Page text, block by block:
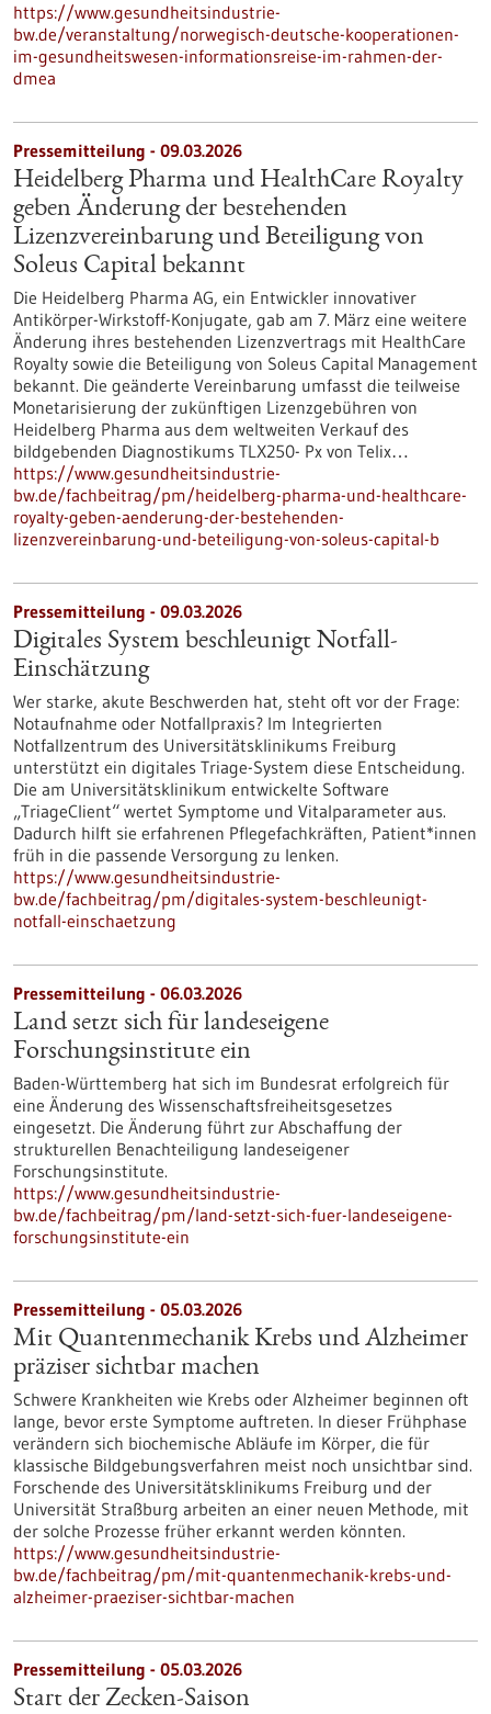
https://www.gesundheitsindustrie-
bw.de/veranstaltung/norwegisch-deutsche-kooperationen-
im-gesundheitswesen-informationsreise-im-rahmen-der-
dmea
Pressemitteilung - 09.03.2026
Heidelberg Pharma und HealthCare Royalty
geben Änderung der bestehenden
Lizenzvereinbarung und Beteiligung von
Soleus Capital bekannt
Die Heidelberg Pharma AG, ein Entwickler innovativer
Antikörper-Wirkstoff-Konjugate, gab am 7. März eine weitere
Änderung ihres bestehenden Lizenzvertrags mit HealthCare
Royalty sowie die Beteiligung von Soleus Capital Management
bekannt. Die geänderte Vereinbarung umfasst die teilweise
Monetarisierung der zukünftigen Lizenzgebühren von
Heidelberg Pharma aus dem weltweiten Verkauf des
bildgebenden Diagnostikums TLX250- Px von Telix…
https://www.gesundheitsindustrie-
bw.de/fachbeitrag/pm/heidelberg-pharma-und-healthcare-
royalty-geben-aenderung-der-bestehenden-
lizenzvereinbarung-und-beteiligung-von-soleus-capital-b
Pressemitteilung - 09.03.2026
Digitales System beschleunigt Notfall-
Einschätzung
Wer starke, akute Beschwerden hat, steht oft vor der Frage:
Notaufnahme oder Notfallpraxis? Im Integrierten
Notfallzentrum des Universitätsklinikums Freiburg
unterstützt ein digitales Triage-System diese Entscheidung.
Die am Universitätsklinikum entwickelte Software
„TriageClient“ wertet Symptome und Vitalparameter aus.
Dadurch hilft sie erfahrenen Pflegefachkräften, Patient*innen
früh in die passende Versorgung zu lenken.
https://www.gesundheitsindustrie-
bw.de/fachbeitrag/pm/digitales-system-beschleunigt-
notfall-einschaetzung
Pressemitteilung - 06.03.2026
Land setzt sich für landeseigene
Forschungsinstitute ein
Baden-Württemberg hat sich im Bundesrat erfolgreich für
eine Änderung des Wissenschaftsfreiheitsgesetzes
eingesetzt. Die Änderung führt zur Abschaffung der
strukturellen Benachteiligung landeseigener
Forschungsinstitute.
https://www.gesundheitsindustrie-
bw.de/fachbeitrag/pm/land-setzt-sich-fuer-landeseigene-
forschungsinstitute-ein
Pressemitteilung - 05.03.2026
Mit Quantenmechanik Krebs und Alzheimer
präziser sichtbar machen
Schwere Krankheiten wie Krebs oder Alzheimer beginnen oft
lange, bevor erste Symptome auftreten. In dieser Frühphase
verändern sich biochemische Abläufe im Körper, die für
klassische Bildgebungsverfahren meist noch unsichtbar sind.
Forschende des Universitätsklinikums Freiburg und der
Universität Straßburg arbeiten an einer neuen Methode, mit
der solche Prozesse früher erkannt werden könnten.
https://www.gesundheitsindustrie-
bw.de/fachbeitrag/pm/mit-quantenmechanik-krebs-und-
alzheimer-praeziser-sichtbar-machen
Pressemitteilung - 05.03.2026
Start der Zecken-Saison